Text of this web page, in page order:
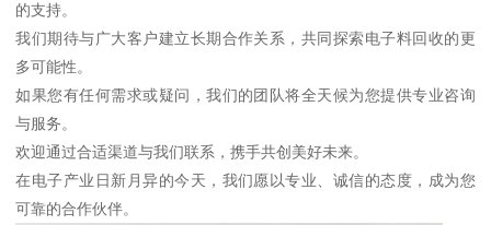
的支持。
我们期待与广大客户建立长期合作关系，共同探索电子料回收的更
多可能性。
如果您有任何需求或疑问，我们的团队将全天候为您提供专业咨询
与服务。
欢迎通过合适渠道与我们联系，携手共创美好未来。
在电子产业日新月异的今天，我们愿以专业、诚信的态度，成为您
可靠的合作伙伴。